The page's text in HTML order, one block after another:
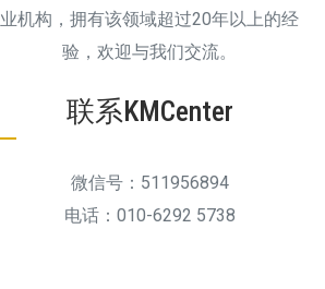
业机构，拥有该领域超过20年以上的经
验，欢迎与我们交流。
联系KMCenter
微信号：511956894
电话：010-6292 5738